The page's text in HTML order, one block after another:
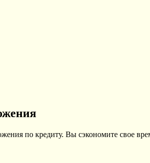
по кредиту. Вы сэкономите свое